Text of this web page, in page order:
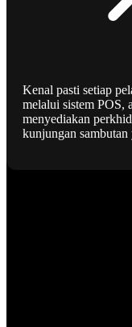
Kenal pasti setiap
melalui sistem POS,
menyediakan
kunjungan sambutan